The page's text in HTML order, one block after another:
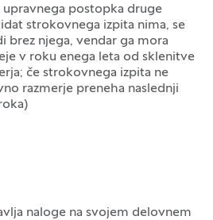
postopka druge
strokovnega izpita nima, se
brez njega, vendar ga mora
v roku enega leta od sklenitve
če strokovnega izpita ne
razmerje preneha naslednji
naloge na svojem delovnem